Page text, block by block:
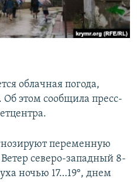
облачная погода,
этом сообщила пресс-
переменную
северо-западный 8-
ночью 17…19°, днем